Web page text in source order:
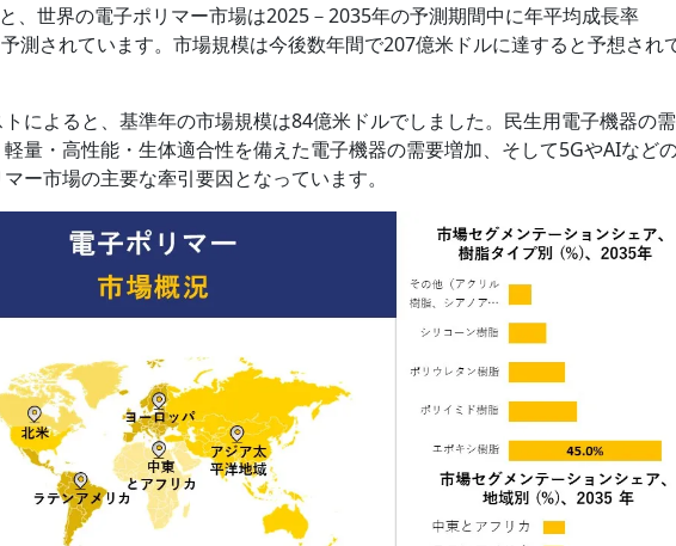
、世界の電子ポリマー市場は2025－2035年の予測期間中に年平均成長率
予測されています。市場規模は今後数年間で207億米ドルに達すると予想され
によると、基準年の市場規模は84億米ドルでしました。民生用電子機器の
量・高性能・生体適合性を備えた電子機器の需要増加、そして5GやAIなど
ー市場の主要な牽引要因となっています。